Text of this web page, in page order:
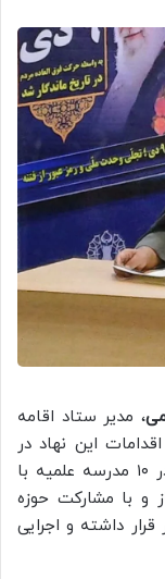
، مدیر ستاد اقامه
این نهاد در
سه ماهه اخیر، اظهار کرد: طرح «محراب» در ۱۰ مدرسه علمیه با
و با مشارکت حوزه
داشته و اجرایی